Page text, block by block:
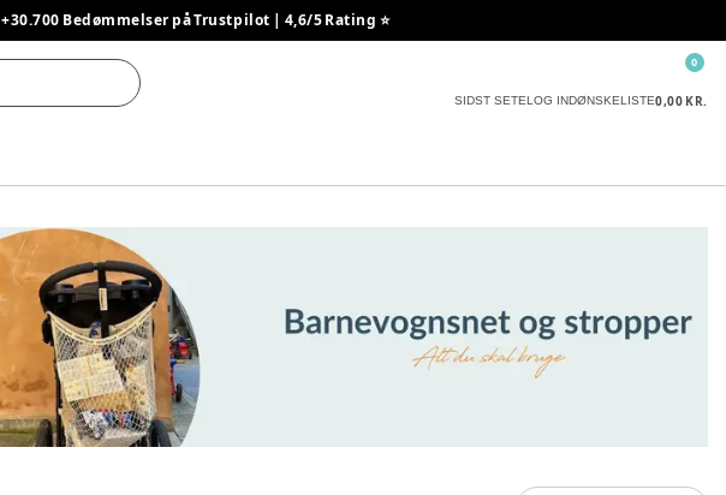
+30.700 Bedømmelser på Trustpilot | 4,6/5 Rating ⭐️
SIDST SETELOG INDØNSKELISTE0,00 KR.
0